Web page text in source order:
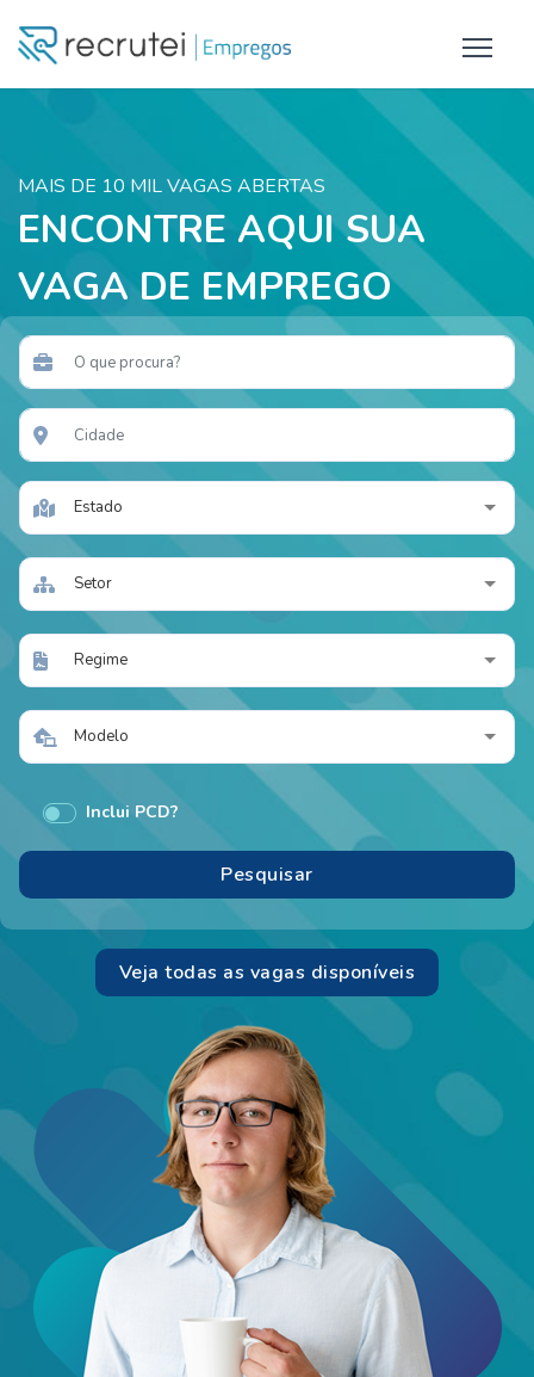
MAIS DE 10 MIL VAGAS ABERTAS
ENCONTRE AQUI SUA
VAGA DE EMPREGO
Estado
Setor
Regime
Modelo
Inclui PCD?
Veja todas as vagas disponíveis